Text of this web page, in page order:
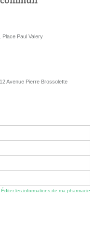
Paul Valery
Avenue Pierre Brossolette
Éditer les informations de ma pharmacie